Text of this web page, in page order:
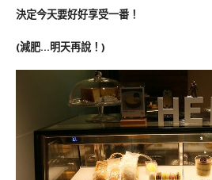
決定今天要好好享受一番！
(減肥…明天再說！)